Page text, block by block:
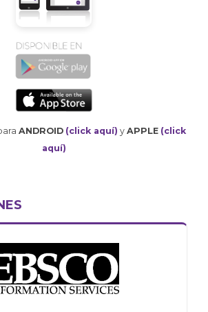
ANDROID (click aquí) y APPLE (click
aquí)